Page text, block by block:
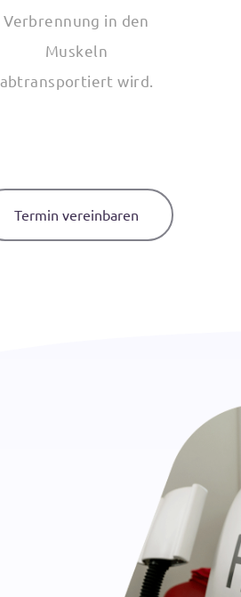
Verbrennung in den
Muskeln
abtransportiert wird.
Termin vereinbaren